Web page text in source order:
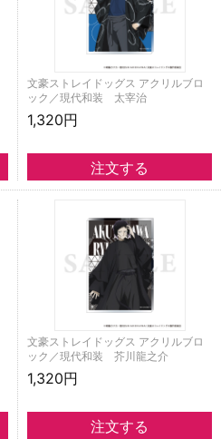
文豪ストレイドッグス アクリルブロ
ック／現代和装 太宰治
1,320円
文豪ストレイドッグス アクリルブロ
ック／現代和装 芥川龍之介
1,320円